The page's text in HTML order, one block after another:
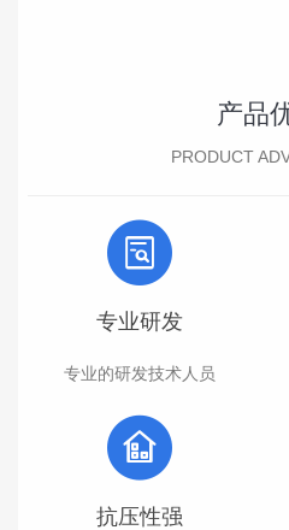
产品
PRODUCT
专业研发
专业的研发技术人员
抗压性强